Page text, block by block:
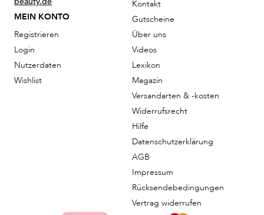
MEIN KONTO
Registrieren
Login
Nutzerdaten
Wishlist
Kontakt
Gutscheine
Über uns
Videos
Lexikon
Magazin
Versandarten & -kosten
Widerrufsrecht
Hilfe
Datenschutzerklärung
AGB
Impressum
Rücksendebedingungen
Vertrag widerrufen